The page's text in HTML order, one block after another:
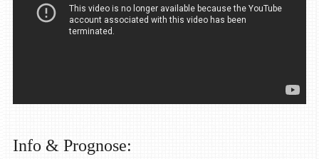
Info & Prognose: